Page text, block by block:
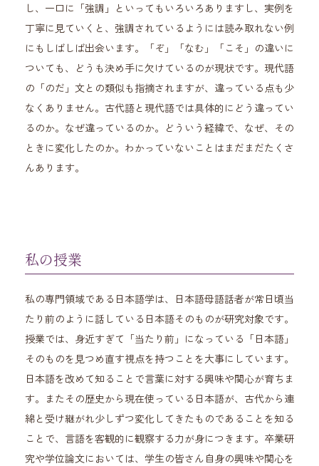
し、一口に「強調」といってもいろいろありますし、実例を
丁寧に見ていくと、強調されているようには読み取れない例
にもしばしば出会います。「ぞ」「なむ」「こそ」の違いに
ついても、どうも決め手に欠けているのが現状です。現代語
の「のだ」文との類似も指摘されますが、違っている点も少
なくありません。古代語と現代語では具体的にどう違ってい
るのか。なぜ違っているのか。どういう経緯で、なぜ、その
ときに変化したのか。わかっていないことはまだまだたくさ
んあります。
私の授業
私の専門領域である日本語学は、日本語母語話者が常日頃当
たり前のように話している日本語そのものが研究対象です。
授業では、身近すぎて「当たり前」になっている「日本語」
そのものを見つめ直す視点を持つことを大事にしています。
日本語を改めて知ることで言葉に対する興味や関心が育ちま
す。またその歴史から現在使っている日本語が、古代から連
綿と受け継がれ少しずつ変化してきたものであることを知る
ことで、言語を客観的に観察する力が身につきます。卒業研
究や学位論文においては、学生の皆さん自身の興味や関心を